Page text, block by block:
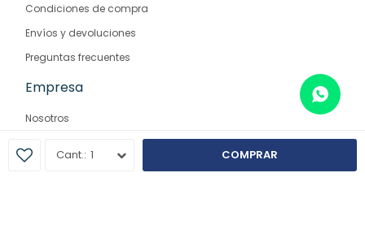
1 COMPRAR
Condiciones de compra
Envíos y devoluciones
Preguntas frecuentes
Empresa
Nosotros